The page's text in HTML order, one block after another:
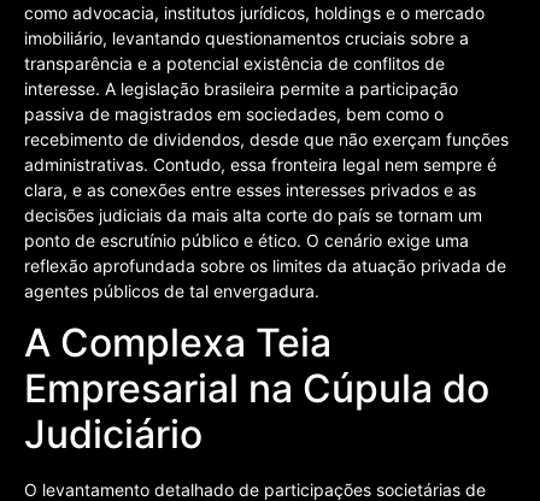
como advocacia, institutos jurídicos, holdings e o mercado
imobiliário, levantando questionamentos cruciais sobre a
transparência e a potencial existência de conflitos de
interesse. A legislação brasileira permite a participação
passiva de magistrados em sociedades, bem como o
recebimento de dividendos, desde que não exerçam funções
administrativas. Contudo, essa fronteira legal nem sempre é
clara, e as conexões entre esses interesses privados e as
decisões judiciais da mais alta corte do país se tornam um
ponto de escrutínio público e ético. O cenário exige uma
reflexão aprofundada sobre os limites da atuação privada de
agentes públicos de tal envergadura.
A Complexa Teia
Empresarial na Cúpula do
Judiciário
O levantamento detalhado de participações societárias de